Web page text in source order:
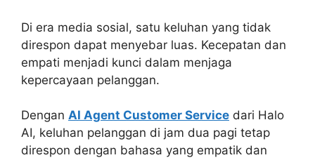
Di era media sosial, satu keluhan yang tidak
direspon dapat menyebar luas. Kecepatan dan
empati menjadi kunci dalam menjaga
kepercayaan pelanggan.
Dengan AI Agent Customer Service dari Halo
AI, keluhan pelanggan di jam dua pagi tetap
direspon dengan bahasa yang empatik dan